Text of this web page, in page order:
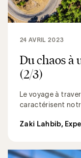
Du chaos à
(2/3)
Le voyage à
caractérisent
24 AVRIL 2023
Zaki Lahbib,